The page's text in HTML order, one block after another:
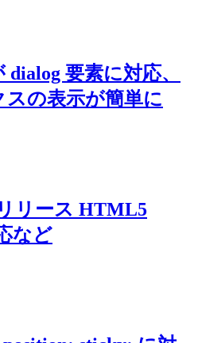
要素に対応、
の表示が簡単に
リース HTML5
など